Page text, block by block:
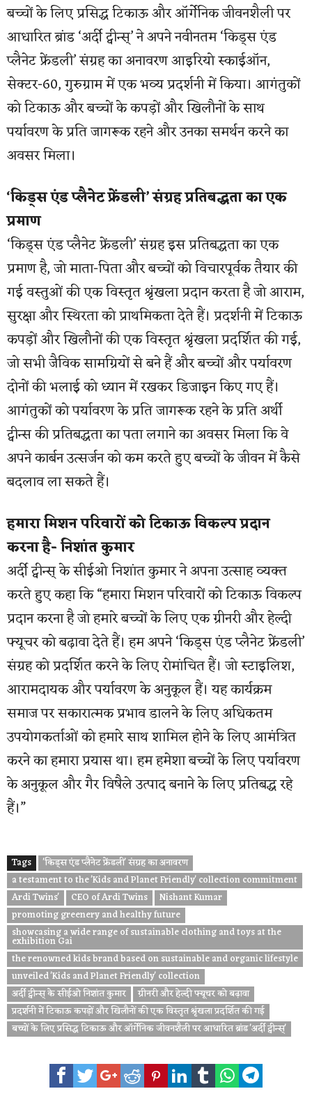
बच्चों के लिए प्रसिद्ध टिकाऊ और ऑर्गेनिक जीवनशैली पर
आधारित ब्रांड ‘अर्दी ट्वीन्स्’ ने अपने नवीनतम ‘किड्स एंड
प्लैनेट फ्रेंडली’ संग्रह का अनावरण आइरियो स्काईऑन,
सेक्टर-60, गुरुग्राम में एक भव्य प्रदर्शनी में किया। आगंतुकों
को टिकाऊ और बच्चों के कपड़ों और खिलौनों के साथ
पर्यावरण के प्रति जागरूक रहने और उनका समर्थन करने का
अवसर मिला।
‘किड्स एंड प्लैनेट फ्रेंडली’ संग्रह प्रतिबद्धता का एक
प्रमाण
‘किड्स एंड प्लैनेट फ्रेंडली’ संग्रह इस प्रतिबद्धता का एक
प्रमाण है, जो माता-पिता और बच्चों को विचारपूर्वक तैयार की
गई वस्तुओं की एक विस्तृत श्रृंखला प्रदान करता है जो आराम,
सुरक्षा और स्थिरता को प्राथमिकता देते हैं। प्रदर्शनी में टिकाऊ
कपड़ों और खिलौनों की एक विस्तृत श्रृंखला प्रदर्शित की गई,
जो सभी जैविक सामग्रियों से बने हैं और बच्चों और पर्यावरण
दोनों की भलाई को ध्यान में रखकर डिजाइन किए गए हैं।
आगंतुकों को पर्यावरण के प्रति जागरूक रहने के प्रति अर्थी
ट्वीन्स की प्रतिबद्धता का पता लगाने का अवसर मिला कि वे
अपने कार्बन उत्सर्जन को कम करते हुए बच्चों के जीवन में कैसे
बदलाव ला सकते हैं।
हमारा मिशन परिवारों को टिकाऊ विकल्प प्रदान
करना है- निशांत कुमार
अर्दी ट्वीन्स् के सीईओ निशांत कुमार ने अपना उत्साह व्यक्त
करते हुए कहा कि “हमारा मिशन परिवारों को टिकाऊ विकल्प
प्रदान करना है जो हमारे बच्चों के लिए एक ग्रीनरी और हेल्दी
फ्यूचर को बढ़ावा देते हैं। हम अपने ‘किड्स एंड प्लैनेट फ्रेंडली’
संग्रह को प्रदर्शित करने के लिए रोमांचित हैं। जो स्टाइलिश,
आरामदायक और पर्यावरण के अनुकूल हैं। यह कार्यक्रम
समाज पर सकारात्मक प्रभाव डालने के लिए अधिकतम
उपयोगकर्ताओं को हमारे साथ शामिल होने के लिए आमंत्रित
करने का हमारा प्रयास था। हम हमेशा बच्चों के लिए पर्यावरण
के अनुकूल और गैर विषैले उत्पाद बनाने के लिए प्रतिबद्ध रहे
हैं।”
Tags
'किड्स एंड प्लैनेट फ्रेंडली' संग्रह का अनावरण
a testament to the 'Kids and Planet Friendly' collection commitment
Ardi Twins'
CEO of Ardi Twins
Nishant Kumar
promoting greenery and healthy future
showcasing a wide range of sustainable clothing and toys at the
exhibition Gai
the renowned kids brand based on sustainable and organic lifestyle
unveiled 'Kids and Planet Friendly' collection
अर्दी ट्वीन्स् के सीईओ निशांत कुमार
ग्रीनरी और हेल्दी फ्यूचर को बढ़ावा
प्रदर्शनी में टिकाऊ कपड़ों और खिलौनों की एक विस्तृत श्रृंखला प्रदर्शित की गई
बच्चों के लिए प्रसिद्ध टिकाऊ और ऑर्गेनिक जीवनशैली पर आधारित ब्रांड 'अर्दी ट्वीन्स्'